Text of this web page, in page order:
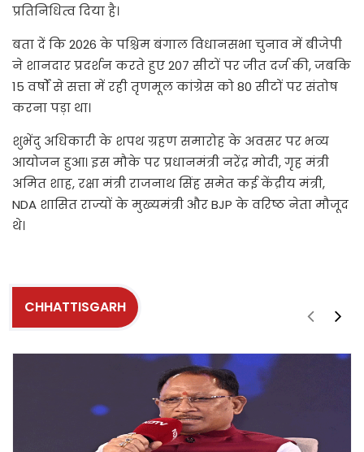
प्रतिनिधित्व दिया है।
बता दें कि 2026 के पश्चिम बंगाल विधानसभा चुनाव में बीजेपी
ने शानदार प्रदर्शन करते हुए 207 सीटों पर जीत दर्ज की, जबकि
15 वर्षों से सत्ता में रही तृणमूल कांग्रेस को 80 सीटों पर संतोष
करना पड़ा था।
शुभेंदु अधिकारी के शपथ ग्रहण समारोह के अवसर पर भव्य
आयोजन हुआ। इस मौके पर प्रधानमंत्री नरेंद्र मोदी, गृह मंत्री
अमित शाह, रक्षा मंत्री राजनाथ सिंह समेत कई केंद्रीय मंत्री,
NDA शासित राज्यों के मुख्यमंत्री और BJP के वरिष्ठ नेता मौजूद
थे।
CHHATTISGARH